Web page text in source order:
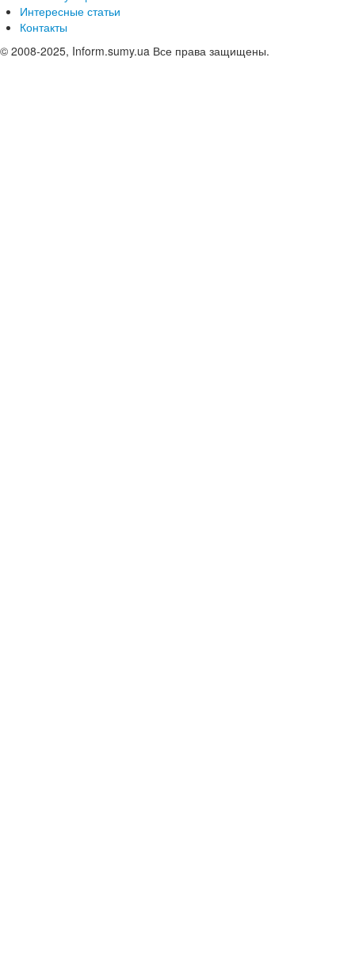
Интересные статьи
Контакты
© 2008-2025, Inform.sumy.ua Все права защищены.